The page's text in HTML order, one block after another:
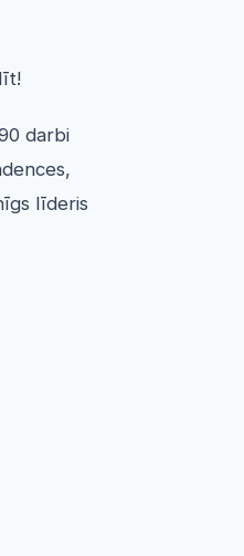
darbi
līderis